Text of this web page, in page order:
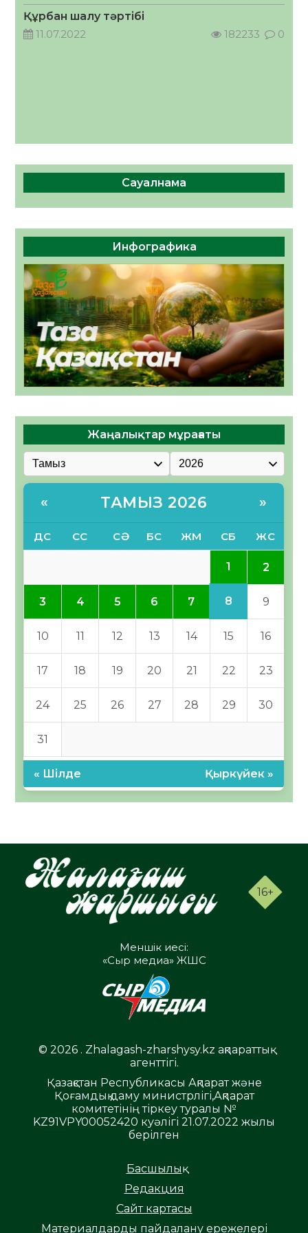
05.08.2026
41 0
Құрбан шалу тәртібі
11.07.2022
182233 0
Сауалнама
Инфографика
Жаңалықтар мұрағаты
« ТАМЫЗ 2026 »
ДС СС СӘ БС ЖМ СБ ЖС
1 2
3 4 5 6 7 8 9
10 11 12 13 14 15 16
17 18 19 20 21 22 23
24 25 26 27 28 29 30
31
« Шілде Қыркүйек »
16+
Меншік иесі:
«Сыр медиа» ЖШС
© 2026 . Zhalagash-zharshysy.kz ақпараттық
агенттігі.
Қазақстан Республикасы Ақпарат және
Қоғамдық даму министрлігі,Ақпарат
комитетінің тіркеу туралы №
KZ91VPY00052420 куәлігі 21.07.2022 жылы
берілген
Басшылық
Редакция
Сайт картасы
Материалдарды пайдалану ережелері